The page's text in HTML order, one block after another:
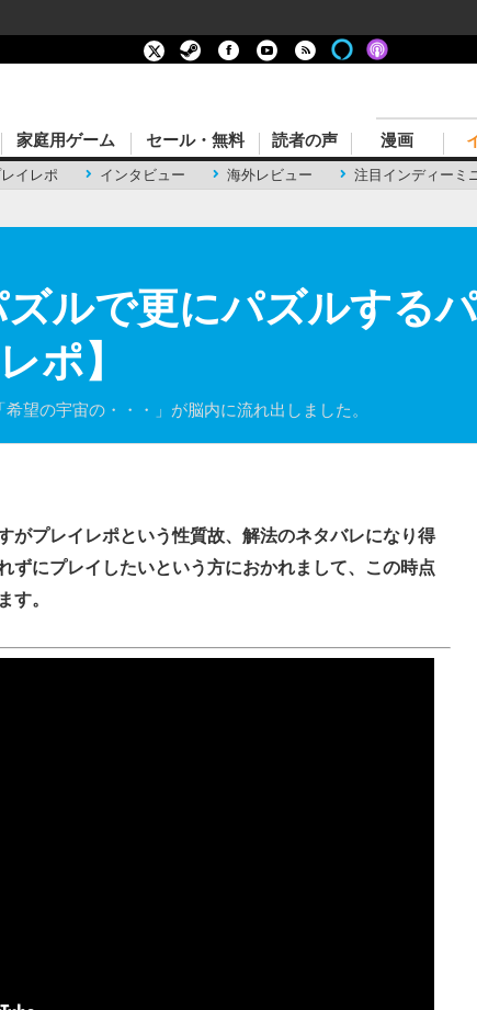
イレポ インタビュー 海外レビュー 注目インディーミ
家庭用ゲーム セール・無料 読者の声 漫画
ルで更にパズルする
ポ】
望の宇宙の・・・」が脳内に流れ出しました。
がプレイレポという性質故、解法のネタバレになり得
ずにプレイしたいという方におかれまして、この時点
す。